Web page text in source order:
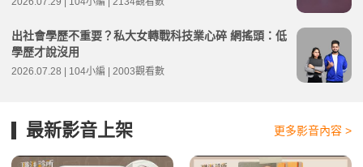
出社會學歷不重要？私大女轉戰科技業心碎 網搖頭：低
學歷才說沒用
2026.07.28 | 104小編 | 2003觀看數
最新影音上架 更多影音內容 >